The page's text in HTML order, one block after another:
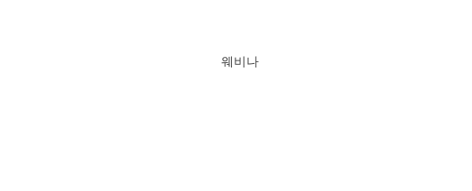
웨비나